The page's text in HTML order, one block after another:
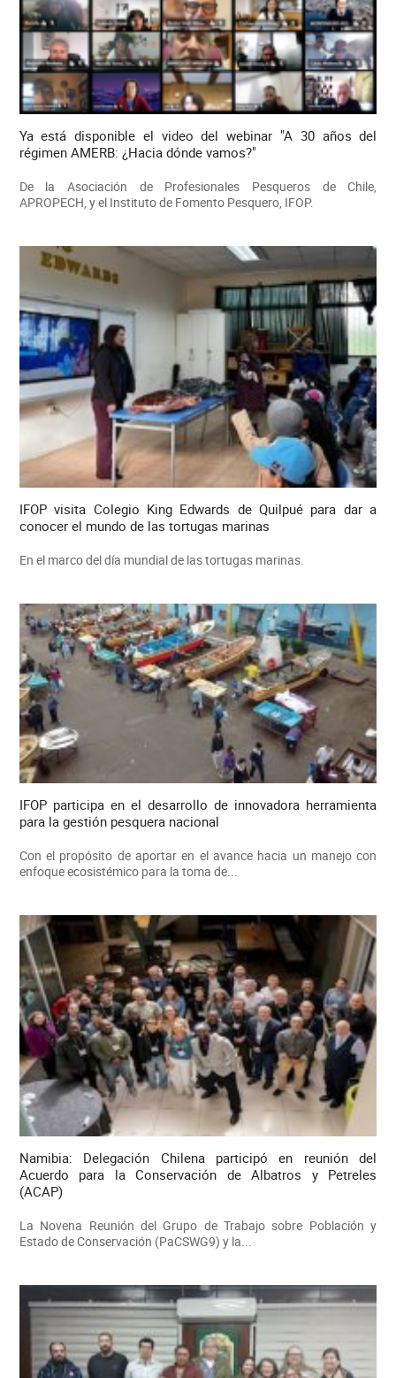
Ya está disponible el video del webinar "A 30 años del
régimen AMERB: ¿Hacia dónde vamos?"
De la Asociación de Profesionales Pesqueros de Chile,
APROPECH, y el Instituto de Fomento Pesquero, IFOP.
IFOP visita Colegio King Edwards de Quilpué para dar a
conocer el mundo de las tortugas marinas
En el marco del día mundial de las tortugas marinas.
IFOP participa en el desarrollo de innovadora herramienta
para la gestión pesquera nacional
Con el propósito de aportar en el avance hacia un manejo con
enfoque ecosistémico para la toma de...
Namibia: Delegación Chilena participó en reunión del
Acuerdo para la Conservación de Albatros y Petreles
(ACAP)
La Novena Reunión del Grupo de Trabajo sobre Población y
Estado de Conservación (PaCSWG9) y la...